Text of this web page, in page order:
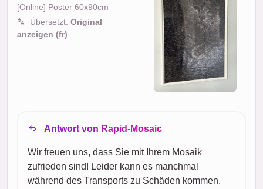
[Online] Poster 60x90cm
Übersetzt: Original
anzeigen (fr)
Antwort von Rapid-Mosaic
Wir freuen uns, dass Sie mit Ihrem Mosaik
zufrieden sind! Leider kann es manchmal
während des Transports zu Schäden kommen.